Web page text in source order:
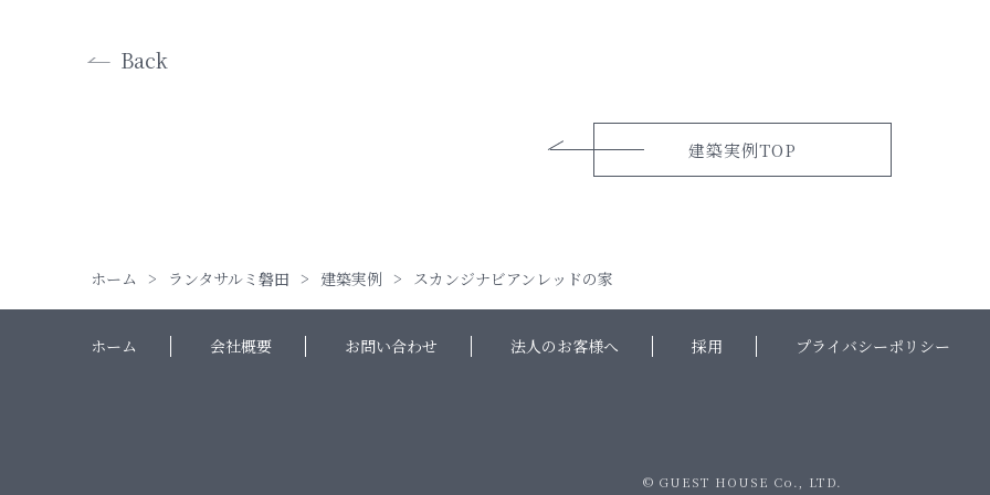
Back
建築実例TOP
ホーム ランタサルミ磐田 建築実例 スカンジナビアンレッドの家
ホーム 会社概要 お問い合わせ 法人のお客様へ 採用 プライバシーポリシー
© GUEST HOUSE Co., LTD.